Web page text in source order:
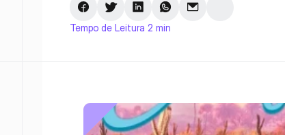
Tempo de Leitura 2 min